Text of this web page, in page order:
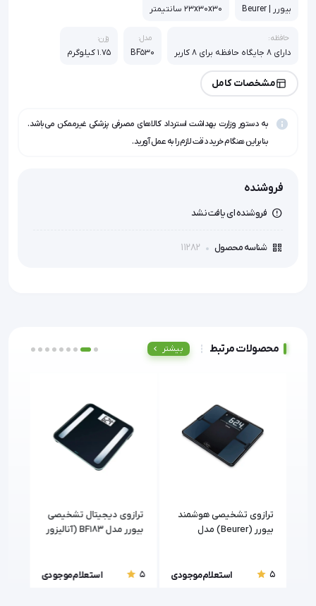
بیورر | Beurer 23x30x30 سانتیمتر
حافظه:
دارای 8 جایگاه حافظه برای 8 کاربر
مدل:
BF530
وزن:
1.75 کیلوگرم
مشخصات کامل
به دستور وزارت بهداشت استرداد کالاهای مصرفی پزشکی غیرممکن می‌باشد.
بنابراین هنگام خرید دقت لازم را به عمل آورید.
فروشنده
فروشنده ای یافت نشد
شناسه محصول 11282
محصولات مرتبط بیشتر
ترازوی تشخیصی هوشمند
بیورر (Beurer) مدل
5 استعلام موجودی
ترازوی دیجیتال تشخیصی
بیورر مدل BF183 (آنالیزور
5 استعلام موجودی